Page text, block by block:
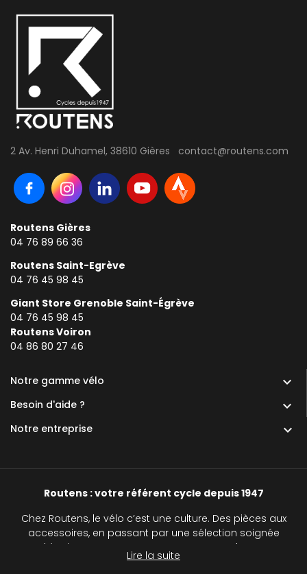
2 Av. Henri Duhamel, 38610 Gières contact@routens.com
Routens Gières
04 76 89 66 36
Routens Saint-Egrève
04 76 45 98 45
Giant Store Grenoble Saint-Égrève
04 76 45 98 45
Routens Voiron
04 86 80 27 46
Notre gamme vélo 
Besoin d'aide ? 
Notre entreprise 
Routens : votre référent cycle depuis 1947
Chez Routens, le vélo c’est une culture. Des pièces aux
accessoires, en passant par une sélection soignée
d’équipements, nous accompagnons chaque
cycliste, du passionné au curieux, sur tous les
Lire la suite